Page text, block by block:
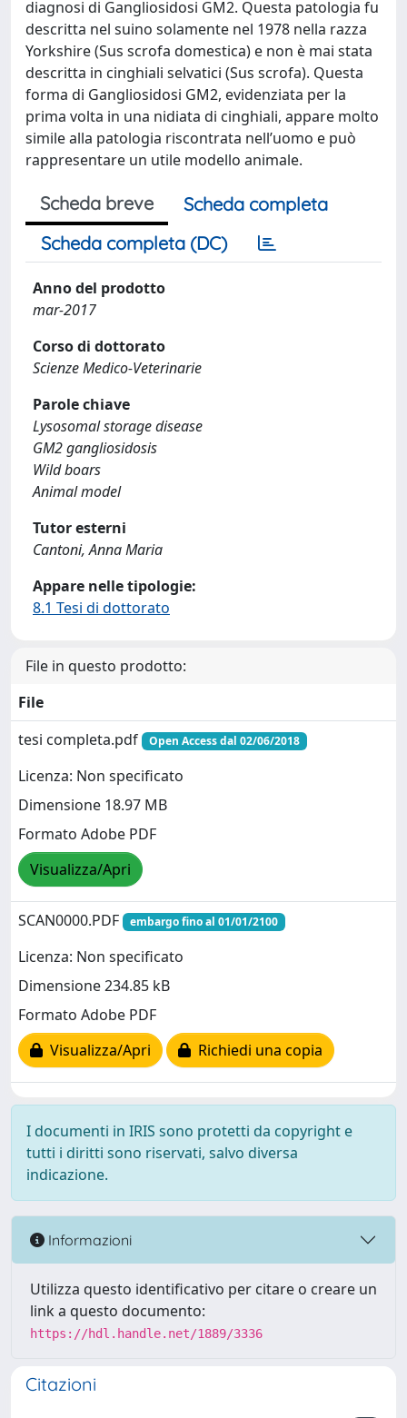
diagnosi di Gangliosidosi GM2. Questa patologia fu
descritta nel suino solamente nel 1978 nella razza
Yorkshire (Sus scrofa domestica) e non è mai stata
descritta in cinghiali selvatici (Sus scrofa). Questa
forma di Gangliosidosi GM2, evidenziata per la
prima volta in una nidiata di cinghiali, appare molto
simile alla patologia riscontrata nell’uomo e può
rappresentare un utile modello animale.
Scheda breve
Scheda completa
Scheda completa (DC)
Anno del prodotto
mar-2017
Corso di dottorato
Scienze Medico-Veterinarie
Parole chiave
Lysosomal storage disease
GM2 gangliosidosis
Wild boars
Animal model
Tutor esterni
Cantoni, Anna Maria
Appare nelle tipologie:
8.1 Tesi di dottorato
File in questo prodotto:
File
tesi completa.pdf
Open Access dal 02/06/2018
Licenza: Non specificato
Dimensione 18.97 MB
Formato Adobe PDF
Visualizza/Apri
SCAN0000.PDF embargo fino al 01/01/2100
Licenza: Non specificato
Dimensione 234.85 kB
Formato Adobe PDF
Visualizza/Apri
Richiedi una copia
I documenti in IRIS sono protetti da copyright e
tutti i diritti sono riservati, salvo diversa
indicazione.
Informazioni
Utilizza questo identificativo per citare o creare un
link a questo documento:
https://hdl.handle.net/1889/3336
Citazioni